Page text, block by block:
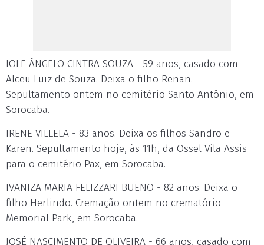
IOLE ÂNGELO CINTRA SOUZA - 59 anos, casado com
Alceu Luiz de Souza. Deixa o filho Renan.
Sepultamento ontem no cemitério Santo Antônio, em
Sorocaba.
IRENE VILLELA - 83 anos. Deixa os filhos Sandro e
Karen. Sepultamento hoje, às 11h, da Ossel Vila Assis
para o cemitério Pax, em Sorocaba.
IVANIZA MARIA FELIZZARI BUENO - 82 anos. Deixa o
filho Herlindo. Cremação ontem no crematório
Memorial Park, em Sorocaba.
JOSÉ NASCIMENTO DE OLIVEIRA - 66 anos, casado com